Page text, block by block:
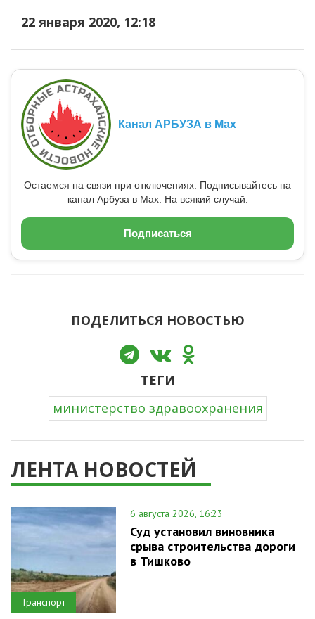
22 января 2020, 12:18
Канал АРБУЗА в Max
Остаемся на связи при отключениях. Подписывайтесь на
канал Арбуза в Max. На всякий случай.
Подписаться
ПОДЕЛИТЬСЯ НОВОСТЬЮ
ТЕГИ
министерство здравоохранения
ЛЕНТА НОВОСТЕЙ
Транспорт
6 августа 2026, 16:23
Суд установил виновника
срыва строительства дороги
в Тишково